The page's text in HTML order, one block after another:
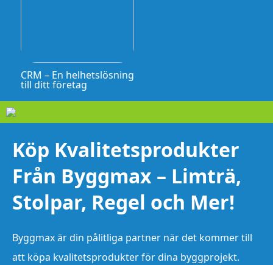
CRM – En helhetslösning
till ditt företag
Köp Kvalitetsprodukter
Från Byggmax – Limträ,
Stolpar, Regel och Mer!
Byggmax är din pålitliga partner när det kommer till
att köpa kvalitetsprodukter för dina byggprojekt.